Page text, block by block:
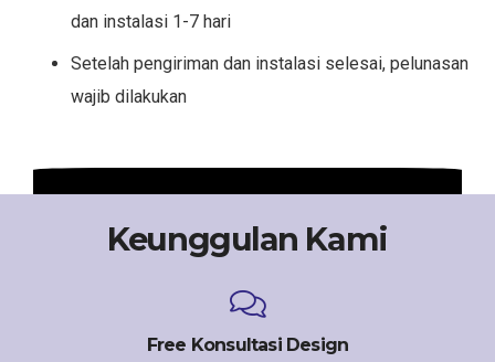
dan instalasi 1-7 hari
Setelah pengiriman dan instalasi selesai, pelunasan
wajib dilakukan
Keunggulan Kami
Free Konsultasi Design